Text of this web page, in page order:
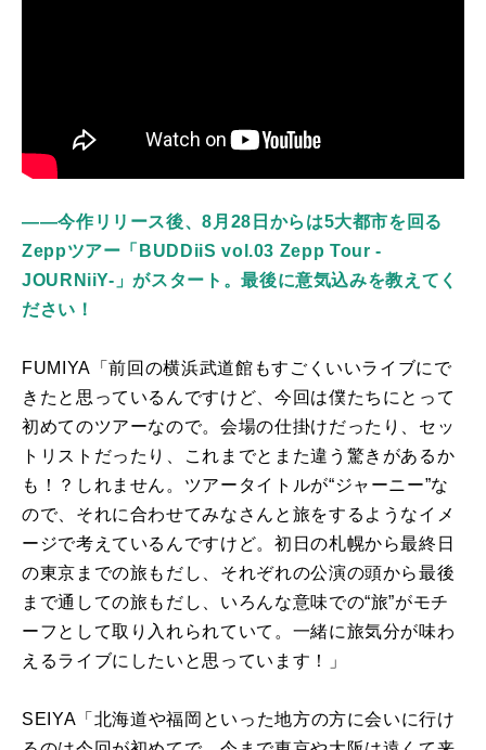
――今作リリース後、8月28日からは5大都市を回る
Zeppツアー「BUDDiiS vol.03 Zepp Tour -
JOURNiiY-」がスタート。最後に意気込みを教えてく
ださい！
FUMIYA「前回の横浜武道館もすごくいいライブにで
きたと思っているんですけど、今回は僕たちにとって
初めてのツアーなので。会場の仕掛けだったり、セッ
トリストだったり、これまでとまた違う驚きがあるか
も！？しれません。ツアータイトルが“ジャーニー”な
ので、それに合わせてみなさんと旅をするようなイメ
ージで考えているんですけど。初日の札幌から最終日
の東京までの旅もだし、それぞれの公演の頭から最後
まで通しての旅もだし、いろんな意味での“旅”がモチ
ーフとして取り入れられていて。一緒に旅気分が味わ
えるライブにしたいと思っています！」
SEIYA「北海道や福岡といった地方の方に会いに行け